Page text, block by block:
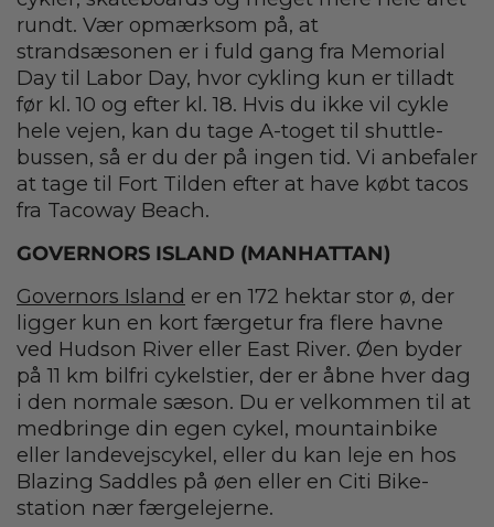
rundt. Vær opmærksom på, at
strandsæsonen er i fuld gang fra Memorial
Day til Labor Day, hvor cykling kun er tilladt
før kl. 10 og efter kl. 18. Hvis du ikke vil cykle
hele vejen, kan du tage A-toget til shuttle-
bussen, så er du der på ingen tid. Vi anbefaler
at tage til Fort Tilden efter at have købt tacos
fra Tacoway Beach.
GOVERNORS ISLAND (MANHATTAN)
Governors Island er en 172 hektar stor ø, der
ligger kun en kort færgetur fra flere havne
ved Hudson River eller East River. Øen byder
på 11 km bilfri cykelstier, der er åbne hver dag
i den normale sæson. Du er velkommen til at
medbringe din egen cykel, mountainbike
eller landevejscykel, eller du kan leje en hos
Blazing Saddles på øen eller en Citi Bike-
station nær færgelejerne.